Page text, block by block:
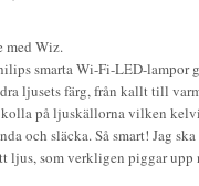
med Wiz.
smarta Wi-Fi-LED-lampor
ljusets färg, från kallt till
på ljuskällorna vilken
och släcka. Så smart! Jag
som verkligen piggar upp